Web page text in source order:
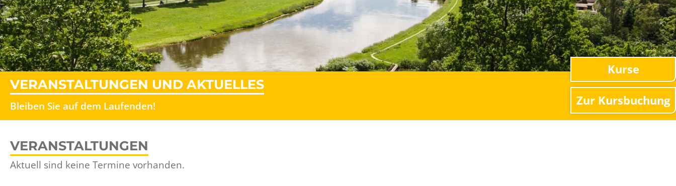
Kurse
Zur Kursbuchung
VERANSTALTUNGEN UND AKTUELLES
Bleiben Sie auf dem Laufenden!
VERANSTALTUNGEN
Aktuell sind keine Termine vorhanden.